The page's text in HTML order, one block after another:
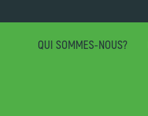
QUI SOMMES-NOUS?